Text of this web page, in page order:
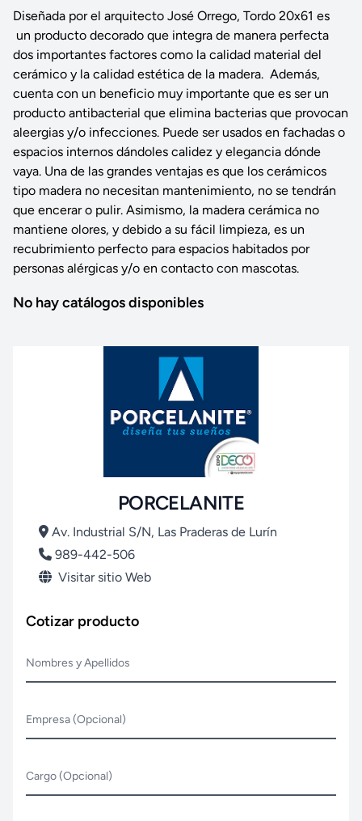
Diseñada por el arquitecto José Orrego, Tordo 20x61 es
un producto decorado que integra de manera perfecta
dos importantes factores como la calidad material del
cerámico y la calidad estética de la madera. Además,
cuenta con un beneficio muy importante que es ser un
producto antibacterial que elimina bacterias que provocan
aleergias y/o infecciones. Puede ser usados en fachadas o
espacios internos dándoles calidez y elegancia dónde
vaya. Una de las grandes ventajas es que los cerámicos
tipo madera no necesitan mantenimiento, no se tendrán
que encerar o pulir. Asimismo, la madera cerámica no
mantiene olores, y debido a su fácil limpieza, es un
recubrimiento perfecto para espacios habitados por
personas alérgicas y/o en contacto con mascotas.
No hay catálogos disponibles
PORCELANITE
Av. Industrial S/N, Las Praderas de Lurín
989-442-506
Visitar sitio Web
Cotizar producto
Nombres y Apellidos
Empresa (Opcional)
Cargo (Opcional)